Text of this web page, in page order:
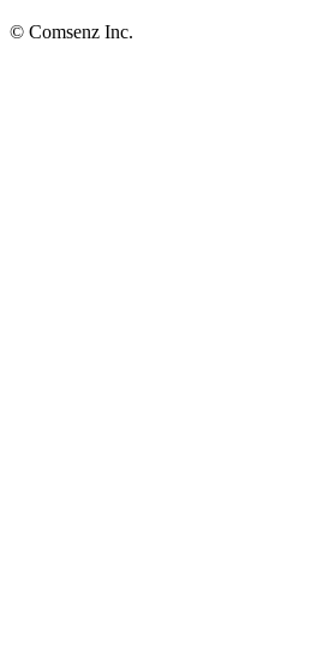
© Comsenz Inc.